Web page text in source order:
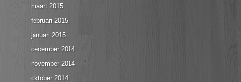
maart 2015
februari 2015
januari 2015
december 2014
november 2014
oktober 2014